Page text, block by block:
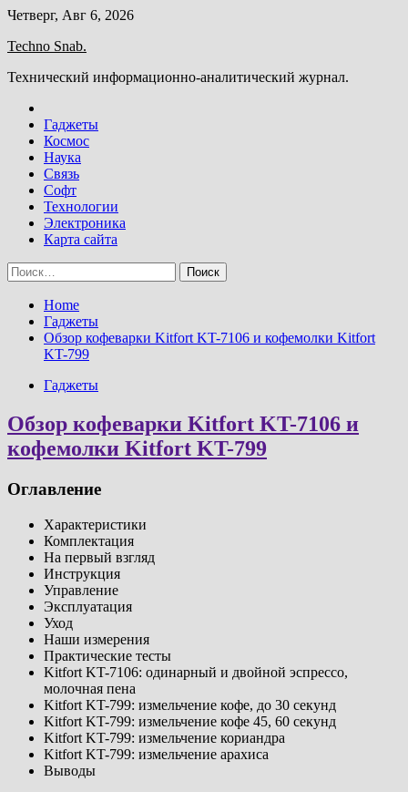
Skip
content
Четверг, Авг 6, 2026
Techno Snab.
Технический информационно-аналитический журнал.
Гаджеты
Космос
Наука
Связь
Софт
Технологии
Электроника
Карта сайта
Найти:
Home
Гаджеты
Обзор кофеварки Kitfort KT-7106 и кофемолки Kitfort
KT-799
Гаджеты
Обзор кофеварки Kitfort KT-7106 и
кофемолки Kitfort KT-799
Оглавление
Характеристики
Комплектация
На первый взгляд
Инструкция
Управление
Эксплуатация
Уход
Наши измерения
Практические тесты
Kitfort KT-7106: одинарный и двойной эспрессо,
молочная пена
Kitfort KT-799: измельчение кофе, до 30 секунд
Kitfort KT-799: измельчение кофе 45, 60 секунд
Kitfort KT-799: измельчение кориандра
Kitfort KT-799: измельчение арахиса
Выводы